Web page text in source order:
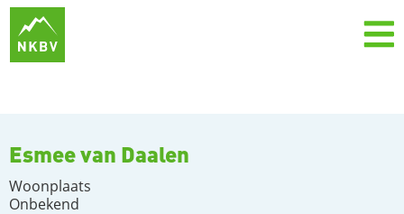
Esmee van Daalen
Woonplaats
Onbekend